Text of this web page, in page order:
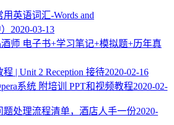
英语词汇-Words and
2020-03-13
师 电子书+学习笔记+模拟题+历年真
| Unit 2 Reception 接待2020-02-16
系统 附培训 PPT和视频教程2020-02-
题处理流程清单，酒店人手一份2020-